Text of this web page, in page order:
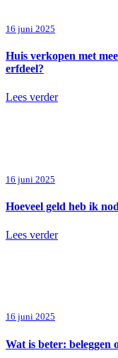
16 juni 2025
Huis verkopen met
erfdeel?
Lees verder
16 juni 2025
Hoeveel geld heb ik
Lees verder
16 juni 2025
Wat is beter: beleggen